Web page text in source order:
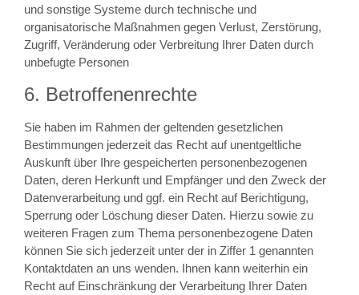
und sonstige Systeme durch technische und
organisatorische Maßnahmen gegen Verlust, Zerstörung,
Zugriff, Veränderung oder Verbreitung Ihrer Daten durch
unbefugte Personen
6. Betroffenenrechte
Sie haben im Rahmen der geltenden gesetzlichen
Bestimmungen jederzeit das Recht auf unentgeltliche
Auskunft über Ihre gespeicherten personenbezogenen
Daten, deren Herkunft und Empfänger und den Zweck der
Datenverarbeitung und ggf. ein Recht auf Berichtigung,
Sperrung oder Löschung dieser Daten. Hierzu sowie zu
weiteren Fragen zum Thema personenbezogene Daten
können Sie sich jederzeit unter der in Ziffer 1 genannten
Kontaktdaten an uns wenden. Ihnen kann weiterhin ein
Recht auf Einschränkung der Verarbeitung Ihrer Daten